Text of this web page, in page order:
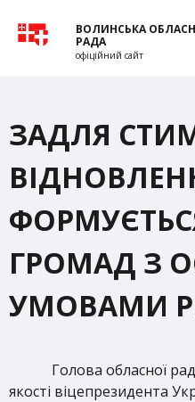
ВОЛИНСЬКА
РАДА
офіційний сайт
ЗАДЛЯ
ГРОМАД З
УМОВАМИ
Голова обласної
якості віцепрезидента